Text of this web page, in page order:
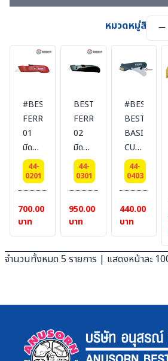
หมวดหมู่สินค้า
#BESTSAFE
FERRET
01
มีดคัท
เตอร์
นิรภัย
44-
0201
700.00
บาท
BESTSAF
FERRET
02
มีดคัท
เตอร์
นิรภัย
AUTO
REFLECT
44-
0301
950.00
บาท
#BESTSAFE
BEST
BASIC
CUT
03
มีด
คัต
เตอร์
นิรภัย
44-
0403
440.00
บาท
จำนวนทั้งหมด 5 รายการ | แสดงหน้าละ